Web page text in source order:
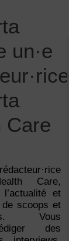
un·e
Care
Care,
et
de scoops et
Vous
des